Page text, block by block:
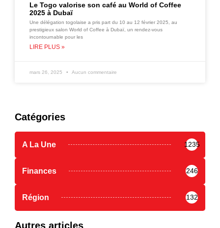
Le Togo valorise son café au World of Coffee
2025 à Dubaï
Une délégation togolaise a pris part du 10 au 12 février 2025, au
prestigieux salon World of Coffee à Dubaï, un rendez-vous
incontournable pour les
LIRE PLUS »
mars 26, 2025 Aucun commentaire
Catégories
A La Une 1235
Finances 246
Région 132
Autres articles